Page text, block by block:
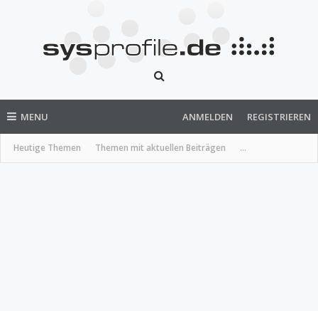
MENU
Heutige Themen Themen mit aktuellen Beiträgen ...
ANMELDEN REGISTRIEREN